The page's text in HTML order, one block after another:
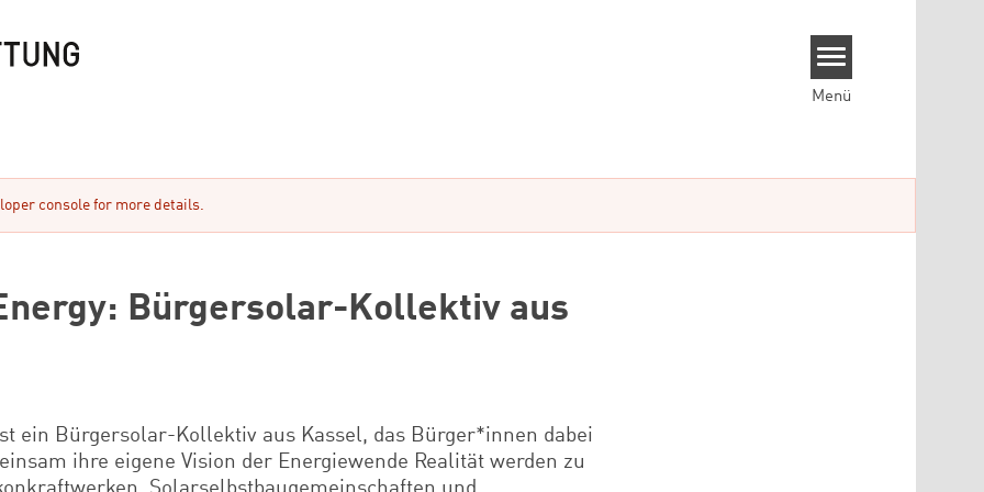
Menü
console for more details.
Bürgersolar-Kollektiv aus
ein Bürgersolar-Kollektiv aus Kassel, das Bürger*innen dabei
ihre eigene Vision der Energiewende Realität werden zu